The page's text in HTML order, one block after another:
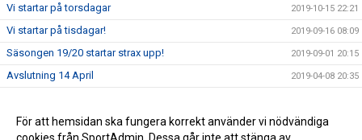
Vi startar på torsdagar 2019-10-15 22:21
Vi startar på tisdagar! 2019-09-16 08:09
Säsongen 19/20 startar strax upp! 2019-09-01 20:15
Avslutning 14 April 2019-04-08 20:35
Ingen träning 9/12-18 2018-11-29 08:54
För att hemsidan ska fungera korrekt använder vi nödvändiga